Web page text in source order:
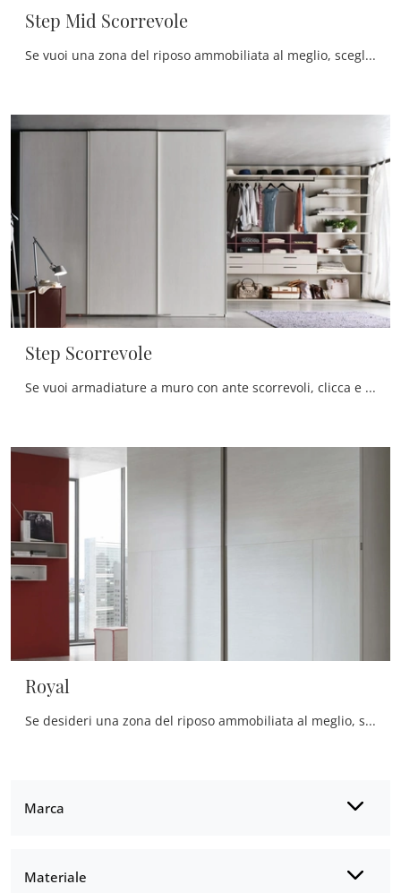
Marca
Materiale
Step Mid Scorrevole
Se vuoi una zona del riposo ammobiliata al meglio, scegli l'armadio Step Mid Scorrevole con ante scorrevoli di Maronese!
Step Scorrevole
Se vuoi armadiature a muro con ante scorrevoli, clicca e scopri l'armadio Step Scorrevole di Maronese in melaminico.
Royal
Se desideri una zona del riposo ammobiliata al meglio, scegli l'armadio Royal con ante scorrevoli di Maronese!